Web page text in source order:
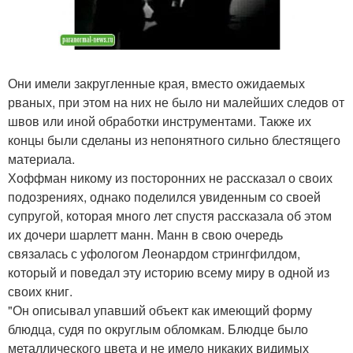
Они имели закругленные края, вместо ожидаемых
рваных, при этом на них не было ни малейших следов от
швов или иной обработки инструментами. Также их
концы были сделаны из непонятного сильно блестящего
материала.
Хоффман никому из посторонних не рассказал о своих
подозрениях, однако поделился увиденным со своей
супругой, которая много лет спустя рассказала об этом
их дочери шарлетт манн. Манн в свою очередь
связалась с уфологом Леонардом стрингфилдом,
который и поведал эту историю всему миру в одной из
своих книг.
"Он описывал упавший объект как имеющий форму
блюдца, судя по округлым обломкам. Блюдце было
металлического цвета и не имело никаких видимых